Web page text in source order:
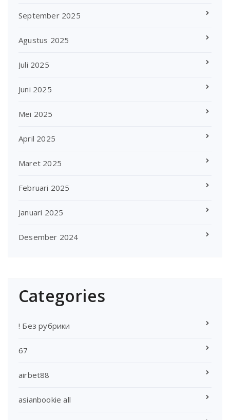
September 2025
Agustus 2025
Juli 2025
Juni 2025
Mei 2025
April 2025
Maret 2025
Februari 2025
Januari 2025
Desember 2024
Categories
! Без рубрики
67
airbet88
asianbookie all